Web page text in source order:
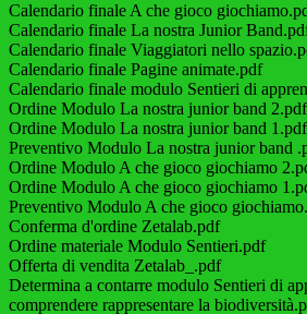
Calendario finale A che gioco
Calendario finale La nostra Junior
Calendario finale Viaggiatori nello
Calendario finale Pagine animate.pdf
Calendario finale modulo Sentieri di
Ordine Modulo La nostra junior band 2.pdf
Ordine Modulo La nostra junior band 1.pdf
Preventivo Modulo La nostra junior band
Ordine Modulo A che gioco giochiamo
Ordine Modulo A che gioco giochiamo
Preventivo Modulo A che gioco
Conferma d'ordine Zetalab.pdf
Ordine materiale Modulo Sentieri.pdf
Offerta di vendita Zetalab_.pdf
Determina a contarre modulo Sentieri di
comprendere rappresentare la